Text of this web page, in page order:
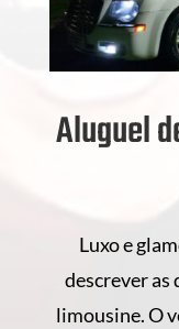
Aluguel
Luxo e
descrever as
limousine. O